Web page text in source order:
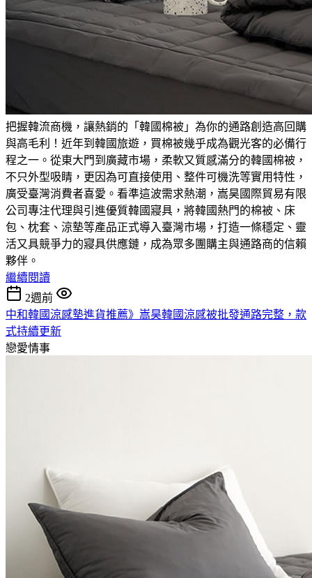
把握韓流商機，讓熱銷的「韓國棉被」為你的通路創造高回購
與高毛利！ 近年到韓國旅遊，買棉被幾乎成為觀光客的必備行
程之一。從東大門到廣藏市場，柔軟又質感滿分的韓國棉被，
不只外型吸睛，更因為可直接使用、整件可機洗等實用特性，
廣受臺灣消費者喜愛。看準這波需求熱潮，嵩昊國際貿易有限
公司專注代理與引進優質韓國寢具，將韓國熱門的棉被、床
包、枕套、涼墊等產品正式導入臺灣市場，打造一條穩定、靈
活又具競爭力的寢具供應鏈，成為眾多團購主與通路商的信賴
夥伴。
繼續閱讀
2週前
中和韓國涼感墊進貨推薦》嵩昊韓國涼感被批發通路完整，款
式持續更新
戀愛情事